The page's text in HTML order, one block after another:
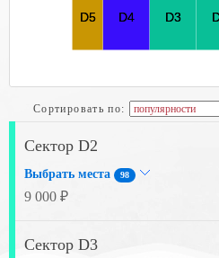
Сортировать по:
Сектор D2
Выбрать места 98
9 000 ₽
Сектор D3